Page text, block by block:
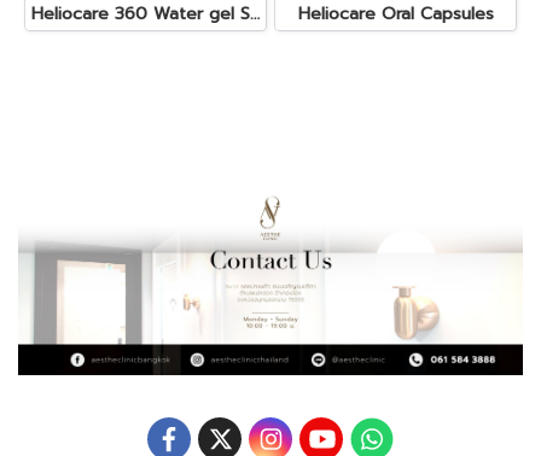
Heliocare 360 Water gel SPF50+ Heliocare Oral Capsules